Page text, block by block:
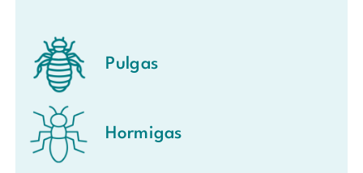
Pulgas
Hormigas